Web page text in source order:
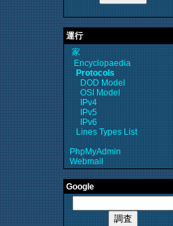
運行
家
Encyclopaedia
Protocols
DOD Model
OSI Model
IPv4
IPv5
IPv6
Lines Types List
PhpMyAdmin
Webmail
Google